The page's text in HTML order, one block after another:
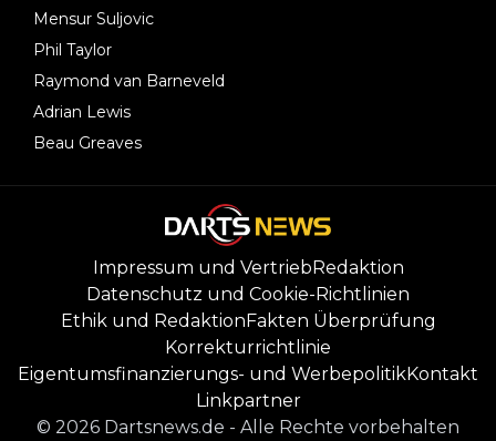
Mensur Suljovic
Phil Taylor
Raymond van Barneveld
Adrian Lewis
Beau Greaves
Impressum und VertriebRedaktion
Datenschutz und Cookie-Richtlinien
Ethik und RedaktionFakten Überprüfung
Korrekturrichtlinie
Eigentumsfinanzierungs- und WerbepolitikKontakt
Linkpartner
© 2026 Dartsnews.de - Alle Rechte vorbehalten